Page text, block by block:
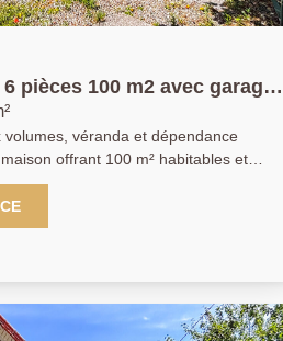
pièces 100 m2 avec garage
véranda et dépendance
offrant 100 m² habitables et
un terrain clos de 299 m², idéale
et de confort. Dès l'entrée,
véranda d'environ 32 m². Le rez-
de beaux espaces de vie pour